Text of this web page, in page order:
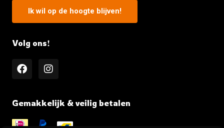
Ik wil op de hoogte blijven!
Volg ons!
Gemakkelijk & veilig betalen